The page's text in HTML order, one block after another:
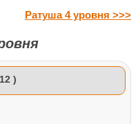
Ратуша 4 уровня >>>
12 )